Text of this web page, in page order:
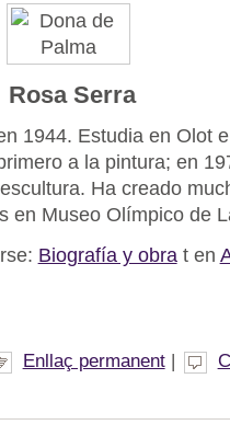
Rosa Serra
1944. Estudia en Olot
a la pintura; en
Ha creado
en Museo Olímpico de
Biografía y obrat en
Enllaç permanent|